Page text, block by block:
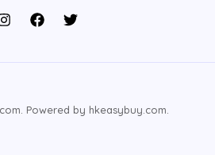
Powered by hkeasybuy.com.